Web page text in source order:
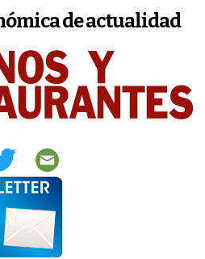
de actualidad